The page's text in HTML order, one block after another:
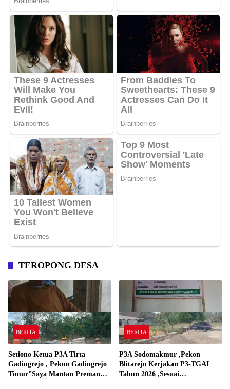
TEROPONG DESA
BERITA
Setiono Ketua P3A Tirta
Gadingrejo , Pekon Gadingrejo
Timur”Saya Mantan Preman
BERITA
P3A Sodomakmur ,Pekon
Blitarejo Kerjakan P3-TGAI
Tahun 2026 ,Sesuai